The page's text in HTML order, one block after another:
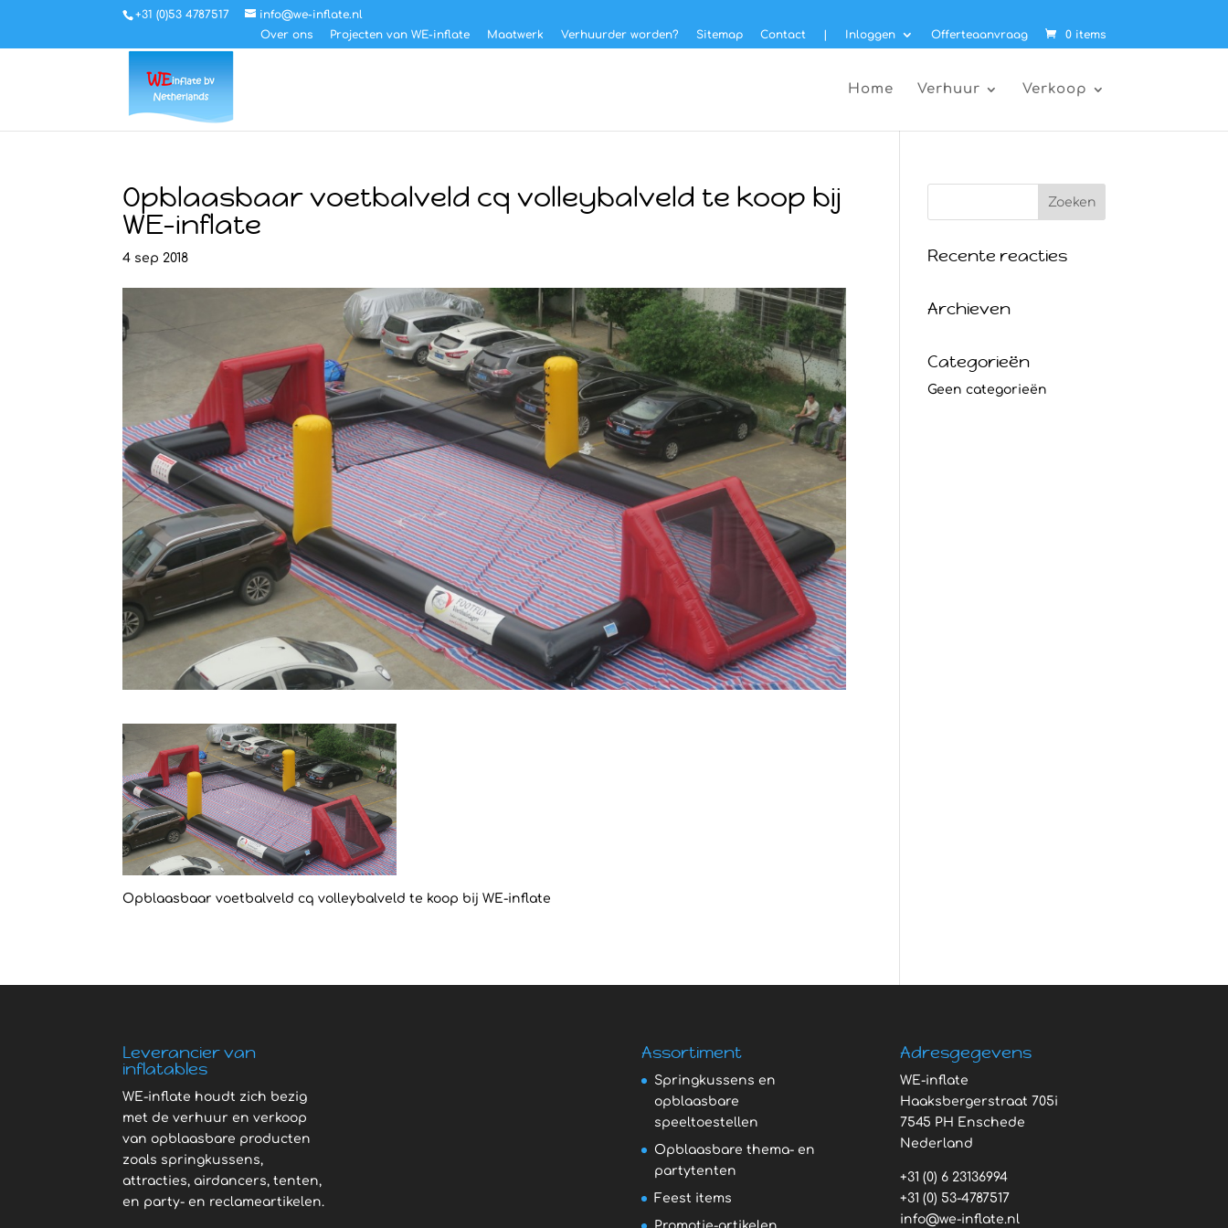
+31 (0)53 4787517
info@we-inflate.nl
Over ons
Projecten van WE-inflate Maatwerk Verhuurder worden? Sitemap Contact Inloggen Offerteaanvraag 0 items
Home Verhuur Verkoop
Opblaasbaar voetbalveld cq volleybalveld te koop bij
WE-inflate
4 sep 2018
Opblaasbaar voetbalveld cq volleybalveld te koop bij WE-inflate
Recente reacties
Archieven
Categorieën
Geen categorieën
Leverancier van
inflatables
WE-inflate houdt zich bezig
met de verhuur en verkoop
van opblaasbare producten
zoals springkussens,
attracties, airdancers, tenten,
en party- en reclameartikelen.
Assortiment
Springkussens en
opblaasbare
speeltoestellen
Opblaasbare thema- en
partytenten
Feest items
Adresgegevens
WE-inflate
Haaksbergerstraat 705i
7545 PH Enschede
Nederland
+31 (0) 6 23136994
+31 (0) 53-4787517
info@we-inflate.nl